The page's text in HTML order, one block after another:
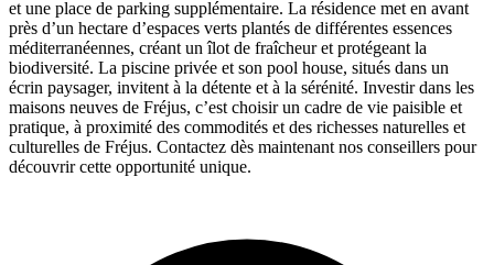
et une place de parking supplémentaire. La résidence met en avant
près d’un hectare d’espaces verts plantés de différentes essences
méditerranéennes, créant un îlot de fraîcheur et protégeant la
biodiversité. La piscine privée et son pool house, situés dans un
écrin paysager, invitent à la détente et à la sérénité. Investir dans les
maisons neuves de Fréjus, c’est choisir un cadre de vie paisible et
pratique, à proximité des commodités et des richesses naturelles et
culturelles de Fréjus. Contactez dès maintenant nos conseillers pour
découvrir cette opportunité unique.